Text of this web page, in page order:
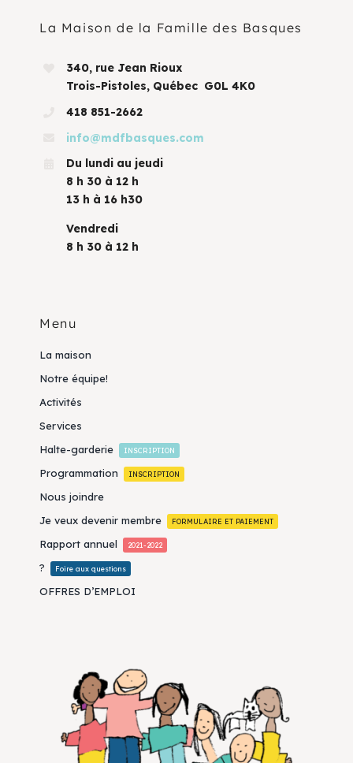
La Maison de la Famille des Basques
340, rue Jean Rioux
Trois-Pistoles, Québec G0L 4K0
418 851-2662
info@mdfbasques.com
Du lundi au jeudi
8 h 30 à 12 h
13 h à 16 h30
Vendredi
8 h 30 à 12 h
Menu
La maison
Notre équipe!
Activités
Services
Halte-garderie
INSCRIPTION
Programmation INSCRIPTION
Nous joindre
Je veux devenir membre
FORMULAIRE ET PAIEMENT
Rapport annuel 2021-2022
? Foire aux questions
OFFRES D’EMPLOI